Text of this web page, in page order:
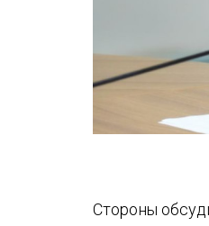
Стороны